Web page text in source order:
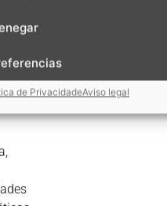
de PrivacidadeAviso legal